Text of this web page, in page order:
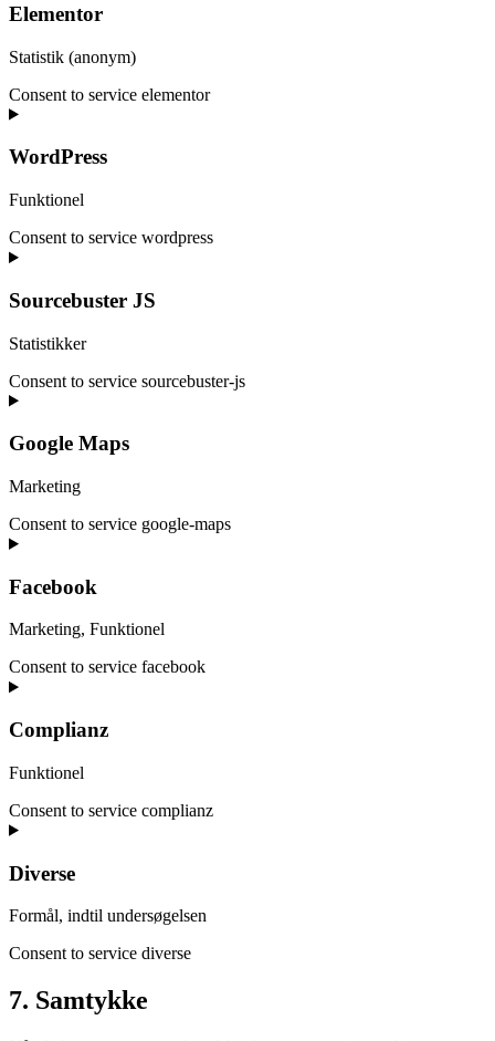
Elementor
Statistik (anonym)
Consent to service elementor
WordPress
Funktionel
Consent to service wordpress
Sourcebuster JS
Statistikker
Consent to service sourcebuster-js
Google Maps
Marketing
Consent to service google-maps
Facebook
Marketing, Funktionel
Consent to service facebook
Complianz
Funktionel
Consent to service complianz
Diverse
Formål, indtil undersøgelsen
Consent to service diverse
7. Samtykke